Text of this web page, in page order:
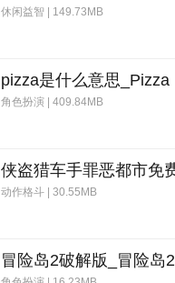
休闲益智 | 149.73MB
pizza是什么意思_Pizza
角色扮演 | 409.84MB
动作格斗 | 30.55MB
冒险岛2破解版_冒险岛2